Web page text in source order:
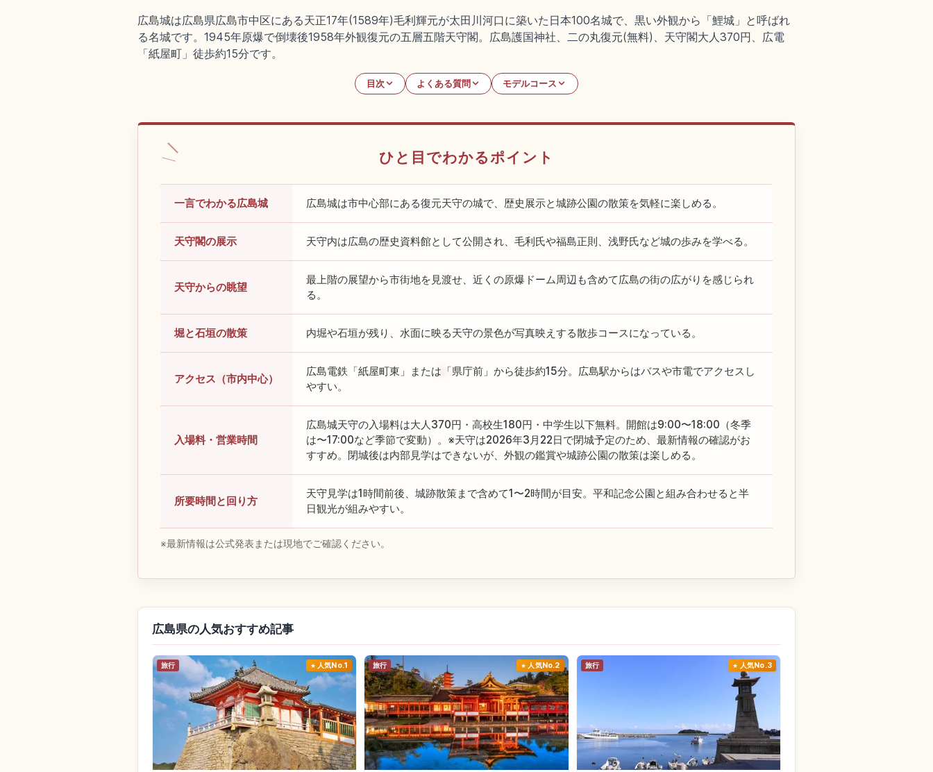
広島城は広島県広島市中区にある天正17年(1589年)毛利輝元が太田川河口に築いた日本100名城で、黒い外観から「鯉城」と呼ばれ
る名城です。1945年原爆で倒壊後1958年外観復元の五層五階天守閣。広島護国神社、二の丸復元(無料)、天守閣大人370円、広電
「紙屋町」徒歩約15分です。
目次 よくある質問 モデルコース
ひと目でわかるポイント
一言でわかる広島城 広島城は市中心部にある復元天守の城で、歴史展示と城跡公園の散策を気軽に楽しめる。
天守閣の展示 天守内は広島の歴史資料館として公開され、毛利氏や福島正則、浅野氏など城の歩みを学べる。
天守からの眺望
最上階の展望から市街地を見渡せ、近くの原爆ドーム周辺も含めて広島の街の広がりを感じられ
る。
堀と石垣の散策 内堀や石垣が残り、水面に映る天守の景色が写真映えする散歩コースになっている。
アクセス（市内中心）
広島電鉄「紙屋町東」または「県庁前」から徒歩約15分。広島駅からはバスや市電でアクセスし
やすい。
入場料・営業時間
広島城天守の入場料は大人370円・高校生180円・中学生以下無料。開館は9:00〜18:00（冬季
は〜17:00など季節で変動）。※天守は2026年3月22日で閉城予定のため、最新情報の確認がお
すすめ。閉城後は内部見学はできないが、外観の鑑賞や城跡公園の散策は楽しめる。
所要時間と回り方
天守見学は1時間前後、城跡散策まで含めて1〜2時間が目安。平和記念公園と組み合わせると半
日観光が組みやすい。
※最新情報は公式発表または現地でご確認ください。
広島県の人気おすすめ記事
旅行 人気No.1 旅行 人気No.2 旅行 人気No.3